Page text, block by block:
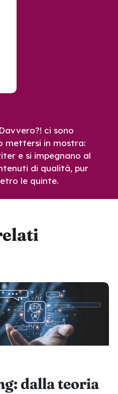
ci sono
mettersi in mostra:
e si impegnano al
di qualità, pur
le quinte.
dalla teoria